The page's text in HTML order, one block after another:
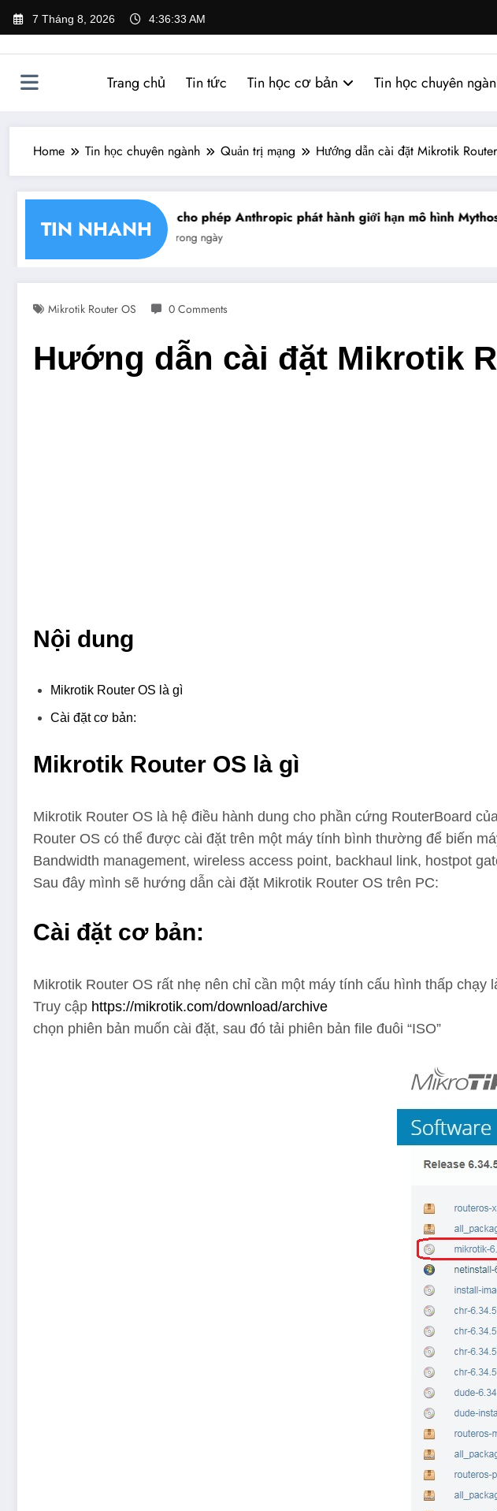
7 Tháng 8, 2026 4:36:34 AM
Trang chủ Tin tức Tin học cơ bản Tin học chuyên
Home Tin học chuyên ngành Quản trị mạng Hướng dẫn cài đặt Mikrotik
TIN NHANH
chéo chữ ký số Mỹ cho phép Anthropic phát hành giới hạn mô hình Mythos 5
Tin trong ngày
Mikrotik Router OS 0 Comments
Hướng dẫn cài đặt Mikrotik
Nội dung
Mikrotik Router OS là gì
Cài đặt cơ bản:
Mikrotik Router OS là gì
Mikrotik Router OS là hệ điều hành dung cho phần cứng RouterBoard
Router OS có thể được cài đặt trên một máy tính bình thường để biến
Bandwidth management, wireless access point, backhaul link, hostpot
Sau đây mình sẽ hướng dẫn cài đặt Mikrotik Router OS trên PC:
Cài đặt cơ bản:
Mikrotik Router OS rất nhẹ nên chỉ cần một máy tính cấu hình thấp chạy
Truy cập https://mikrotik.com/download/archive
chọn phiên bản muốn cài đặt, sau đó tải phiên bản file đuôi “ISO”